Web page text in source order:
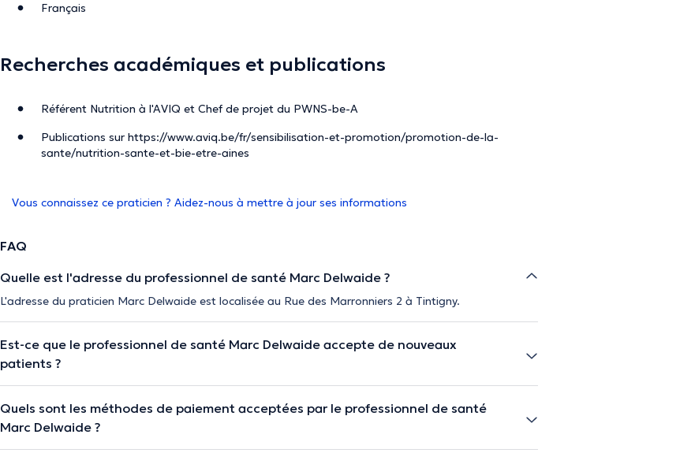
Français
Recherches académiques et publications
Référent Nutrition à l'AVIQ et Chef de projet du PWNS-be-A
Publications sur https://www.aviq.be/fr/sensibilisation-et-promotion/promotion-de-la-
sante/nutrition-sante-et-bie-etre-aines
Vous connaissez ce praticien ? Aidez-nous à mettre à jour ses informations
FAQ
Quelle est l'adresse du professionnel de santé Marc Delwaide ?
L'adresse du praticien Marc Delwaide est localisée au Rue des Marronniers 2 à Tintigny.
Est-ce que le professionnel de santé Marc Delwaide accepte de nouveaux
patients ?
Quels sont les méthodes de paiement acceptées par le professionnel de santé
Marc Delwaide ?